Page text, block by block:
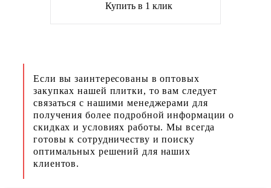
Купить в 1 клик
Если вы заинтересованы в оптовых
закупках нашей плитки, то вам следует
связаться с нашими менеджерами для
получения более подробной информации о
скидках и условиях работы. Мы всегда
готовы к сотрудничеству и поиску
оптимальных решений для наших
клиентов.